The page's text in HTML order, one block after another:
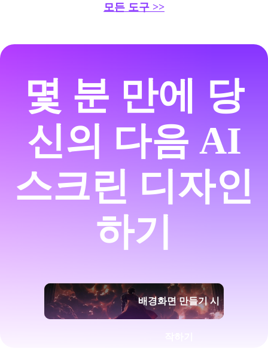
모든 도구 >>
몇 분 만에 당
신의 다음 AI
스크린 디자인
하기
배경화면 만들기 시